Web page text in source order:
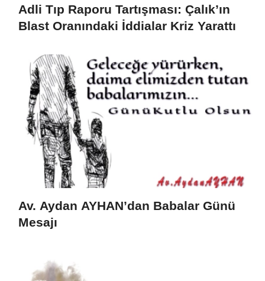
Adli Tıp Raporu Tartışması: Çalık’ın
Blast Oranındaki İddialar Kriz Yarattı
Av. Aydan AYHAN’dan Babalar Günü
Mesajı